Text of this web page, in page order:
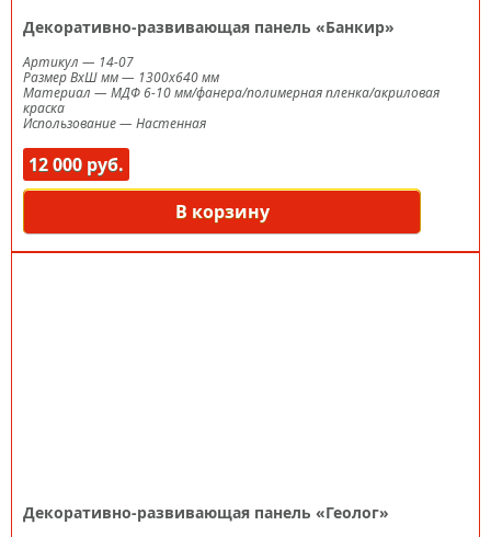
Декоративно-развивающая панель «Банкир»
Артикул — 14-07
Размер ВxШ мм— 1300х640 мм
Материал — МДФ 6-10 мм/фанера/полимерная пленка/акриловая
краска
Использование— Настенная
12 000 руб.
В корзину
Декоративно-развивающая панель «Геолог»